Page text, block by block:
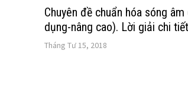
Chuyên đề chuẩn hóa sóng âm
dụng-nâng cao). Lời giải chi tiết
Tháng Tư 15, 2018